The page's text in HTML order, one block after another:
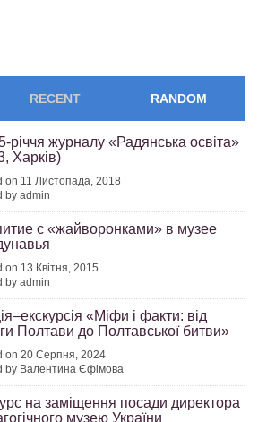
RECENT RANDOM
річчя журналу «Радянська освіта»
Харків)
on 11 Листопада, 2018
by admin
с «жайворонками» в музее
on 13 Квітня, 2015
by admin
«Міфи і факти: від
Полтави до Полтавської битви»
on 20 Серпня, 2024
by Валентина Єфімова
на заміщення посади директора
музею України